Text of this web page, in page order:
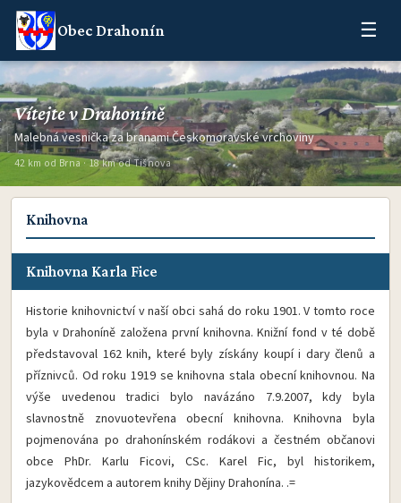
Obec Drahonín ☰
Vítejte v Drahoníně
Malebná vesnička za branami Českomoravské vrchoviny
42 km od Brna · 18 km od Tišnova
Knihovna
Knihovna Karla Fice
Historie knihovnictví v naší obci sahá do roku 1901. V tomto roce
byla v Drahoníně založena první knihovna. Knižní fond v té době
představoval 162 knih, které byly získány koupí i dary členů a
příznivců. Od roku 1919 se knihovna stala obecní knihovnou. Na
výše uvedenou tradici bylo navázáno 7.9.2007, kdy byla
slavnostně znovuotevřena obecní knihovna. Knihovna byla
pojmenována po drahonínském rodákovi a čestném občanovi
obce PhDr. Karlu Ficovi, CSc. Karel Fic, byl historikem,
jazykovědcem a autorem knihy Dějiny Drahonína. .=